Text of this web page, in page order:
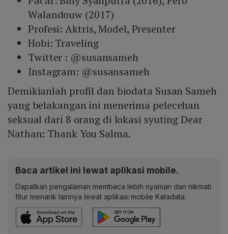
Walandouw (2017)
Profesi: Aktris, Model, Presenter
Hobi: Traveling
Twitter : @susansameh
Instagram: @susansameh
Demikianlah profil dan biodata Susan Sameh
yang belakangan ini menerima pelecehan
seksual dari 8 orang di lokasi syuting Dear
Nathan: Thank You Salma.
Baca artikel ini lewat aplikasi mobile.
Dapatkan pengalaman membaca lebih nyaman dan nikmati
fitur menarik lainnya lewat aplikasi mobile Katadata.